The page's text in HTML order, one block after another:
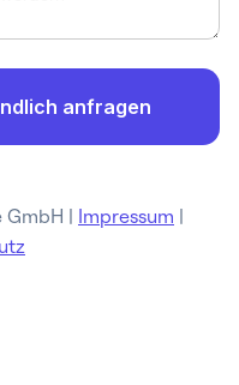
| Impressum |